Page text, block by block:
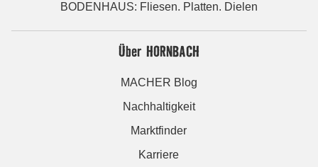
BODENHAUS: Fliesen. Platten. Dielen
Über HORNBACH
MACHER Blog
Nachhaltigkeit
Marktfinder
Karriere